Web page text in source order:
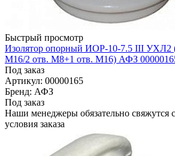
Быстрый просмотр
Изолятор опорный ИОР-10-7.5 III УХЛ2
М16/2 отв. М8+1 отв. М16) АФЗ
Под заказ
Артикул: 00000165
Бренд: АФЗ
Под заказ
Наши менеджеры обязательно свяжутся
условия заказа